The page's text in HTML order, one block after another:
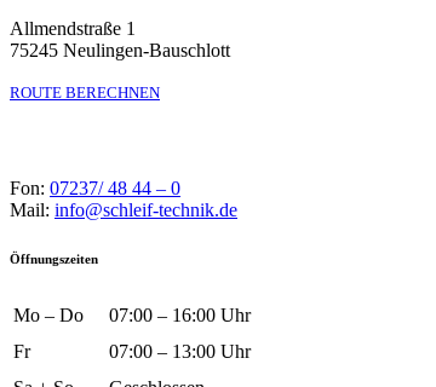
Allmendstraße 1
75245 Neulingen-Bauschlott
ROUTE BERECHNEN
Fon: 07237/ 48 44 – 0
Mail: info@schleif-technik.de
Öffnungszeiten
Mo – Do
07:00 – 16:00 Uhr
Fr
07:00 – 13:00 Uhr